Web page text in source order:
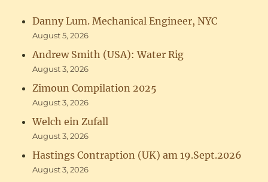
Danny Lum. Mechanical Engineer, NYC
August 5, 2026
Andrew Smith (USA): Water Rig
August 3, 2026
Zimoun Compilation 2025
August 3, 2026
Welch ein Zufall
August 3, 2026
Hastings Contraption (UK) am 19.Sept.2026
August 3, 2026